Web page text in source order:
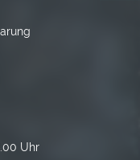
Uhr